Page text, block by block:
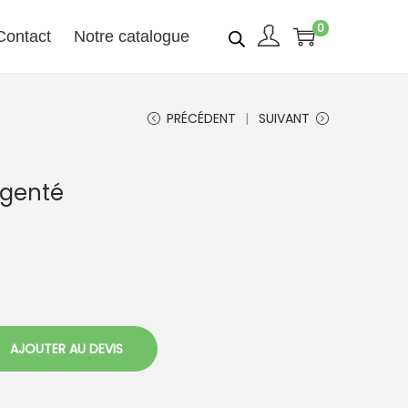
Notre catalogue 0
PRÉCÉDENT SUIVANT
AJOUTER AU DEVIS